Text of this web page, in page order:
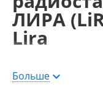
ЛИРА
Lira
Магазин RVtech.ru
решения ваших задач.
Больше